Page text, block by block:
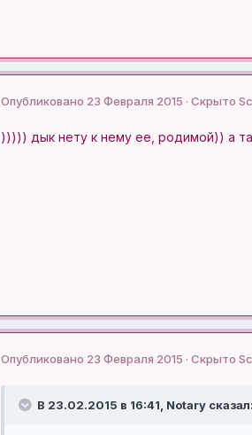
Опубликовано 23 Февраля 2015 · Скрыто
))))) дык нету к нему ее, родимой)) а
Опубликовано 23 Февраля 2015 · Скрыто
В 23.02.2015 в 16:41, Notary сказал: